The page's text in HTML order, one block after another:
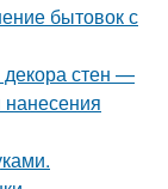
бытовок с
стен —